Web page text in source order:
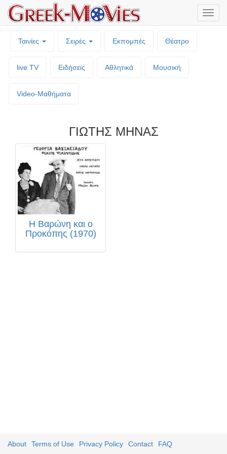
Ταινίες Σειρές Εκπομπές Θέατρο
live TV Ειδήσεις Αθλητικά Μουσική
Video-Mαθήματα
ΓΙΩΤΗΣ ΜΗΝΑΣ
Η Βαρώνη και ο
Προκόπης (1970)
About Terms of Use Privacy Policy Contact FAQ